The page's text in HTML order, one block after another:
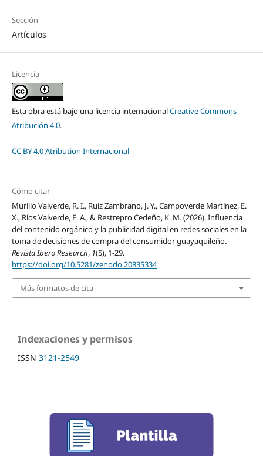
Sección
Artículos
Licencia
Esta obra está bajo una licencia internacionalCreative Commons
Atribución 4.0.
CC BY 4.0 Atribution Internacional
Cómo citar
Murillo Valverde, R. I., Ruiz Zambrano, J. Y., Campoverde Martínez, E.
X., Rios Valverde, E. A., & Restrepro Cedeño, K. M. (2026). Influencia
del contenido orgánico y la publicidad digital en redes sociales en la
toma de decisiones de compra del consumidor guayaquileño.
Revista Ibero Research, 1(5), 1-29.
https://doi.org/10.5281/zenodo.20835334
Más formatos de cita
Indexaciones y permisos
ISSN 3121-2549